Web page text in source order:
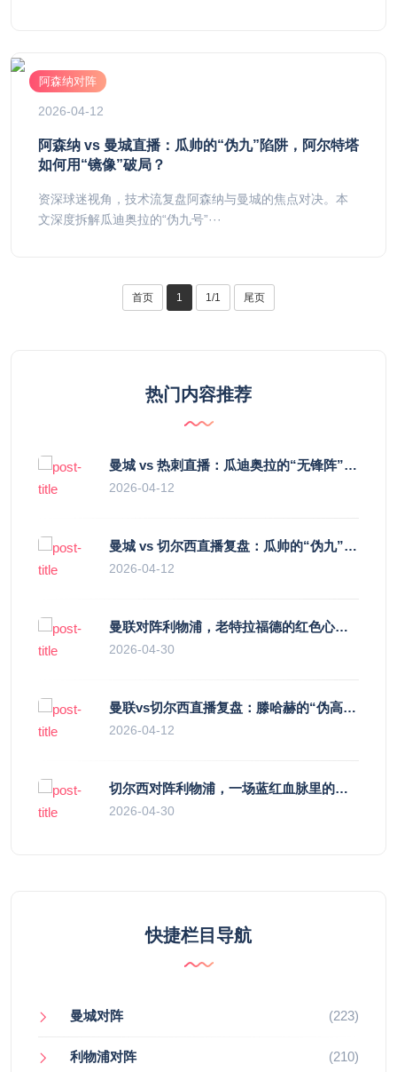
阿森纳对阵
2026-04-12
阿森纳 vs 曼城直播：瓜帅的“伪九”陷阱，阿尔特塔
如何用“镜像”破局？
资深球迷视角，技术流复盘阿森纳与曼城的焦点对决。本
文深度拆解瓜迪奥拉的“伪九号”···
首页 1 1/1 尾页
热门内容推荐
曼城 vs 热刺直播：瓜迪奥拉的“无锋阵”是天才设计还是自废武功？
2026-04-12
曼城 vs 切尔西直播复盘：瓜帅的“伪九”陷阱，如何绞杀蓝军的“三中卫”？
2026-04-12
曼联对阵利物浦，老特拉福德的红色心跳与蓝色暗涌
2026-04-30
曼联vs切尔西直播复盘：滕哈赫的“伪高位”与波切蒂诺的“无锋阵”，谁更拧巴？
2026-04-12
切尔西对阵利物浦，一场蓝红血脉里的恩怨与忠诚
2026-04-30
快捷栏目导航
曼城对阵 (223)
利物浦对阵 (210)